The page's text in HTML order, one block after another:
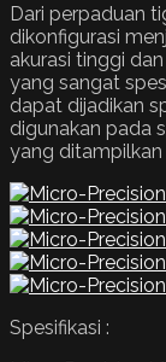
Dari perpaduan
dikonfigurasi
akurasi tinggi
yang sangat
dapat dijadikan
digunakan pada
yang ditampilkan
Spesifikasi :